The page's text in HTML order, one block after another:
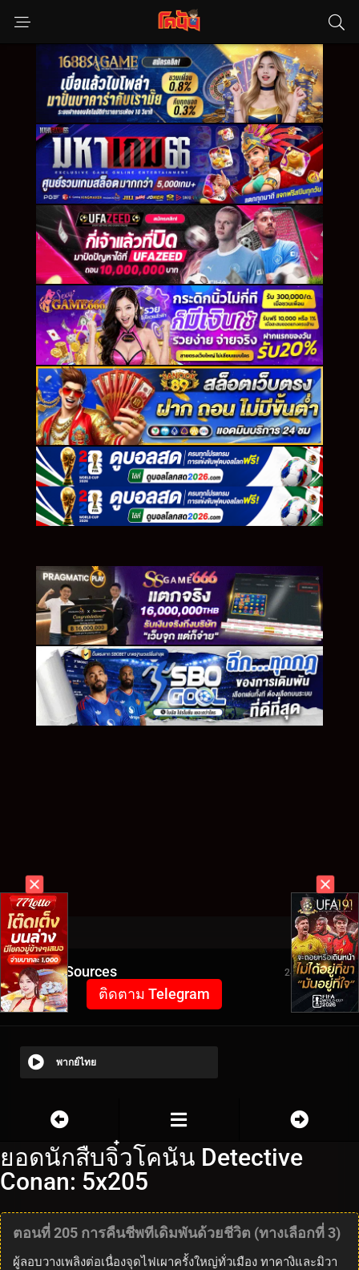
Video Sources 2451 Views
ติดตาม Telegram
พากย์ไทย
ยอดนักสืบจิ๋วโคนัน Detective
Conan: 5x205
ตอนที่ 205 การคืนชีพทีเดิมพันด้วยชีวิต (ทางเลือกที่ 3)
ผู้ลอบวางเพลิงต่อเนื่องจุดไฟเผาครั้งใหญ่ทั่วเมือง ทาคางิและมิวา